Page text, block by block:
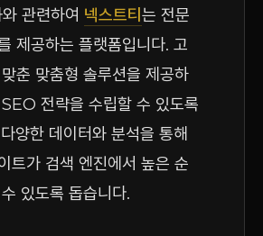
관련하여 넥스트티 는 전문
제공하는 플랫폼입니다. 고
춘 맞춤형 솔루션을 제공하
전략을 수립할 수 있도록
양한 데이터와 분석을 통해
트가 검색 엔진에서 높은 순
있도록 돕습니다.